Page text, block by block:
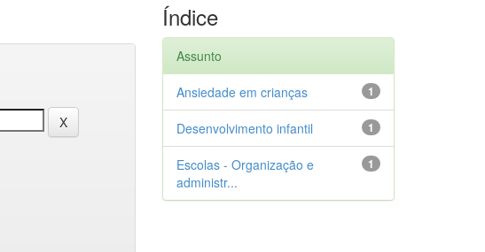
Índice
Assunto
1
Ansiedade em crianças
1
Desenvolvimento infantil
1
Escolas - Organização e
administr...